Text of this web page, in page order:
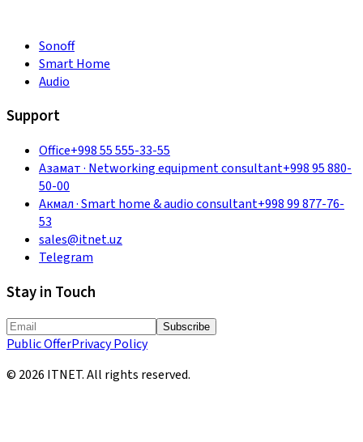
Sonoff
Smart Home
Audio
Support
Office+998 55 555-33-55
Азамат· Networking equipment consultant+998 95 880-
50-00
Акмал·Smart home & audio consultant+998 99 877-76-
53
sales@itnet.uz
Telegram
Stay in Touch
Subscribe
Public OfferPrivacy Policy
© 2026 ITNET.All rights reserved.